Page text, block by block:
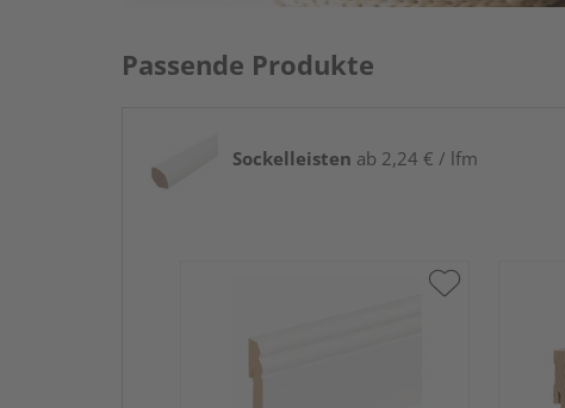
Passende Produkte
Sockelleisten ab 2,24 € / lfm